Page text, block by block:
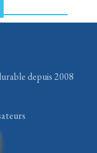
depuis 2008